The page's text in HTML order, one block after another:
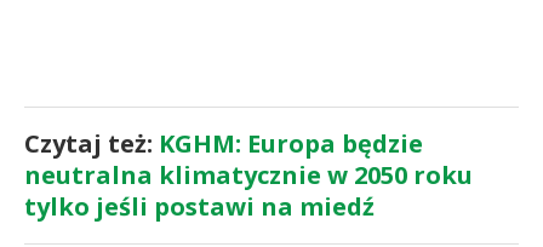
Czytaj też: KGHM: Europa będzie
neutralna klimatycznie w 2050 roku
tylko jeśli postawi na miedź